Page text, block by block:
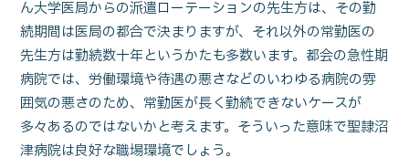
ん大学医局からの派遣ローテーションの先生方は、その勤
続期間は医局の都合で決まりますが、それ以外の常勤医の
先生方は勤続数十年というかたも多数います。都会の急性期
病院では、労働環境や待遇の悪さなどのいわゆる病院の雰
囲気の悪さのため、常勤医が長く勤続できないケースが
多々あるのではないかと考えます。そういった意味で聖隷沼
津病院は良好な職場環境でしょう。